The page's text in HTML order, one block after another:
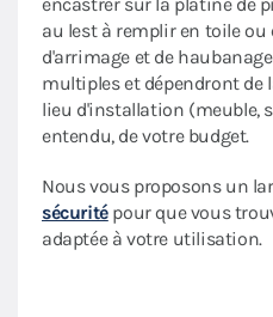
encastrer sur la platine de
au lest à remplir en toile
d'arrimage et de
multiples et dépendront de
lieu d'installation (meuble,
entendu, de votre budget.
Nous vous proposons un
sécuritépour que vous
adaptée à votre utilisation.